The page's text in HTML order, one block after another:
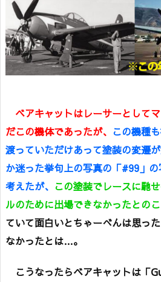
ベアキャットはレーサーとして
だこの機体であったが、 この機種
渡っていただけあって塗装の変遷
か迷った挙句上の写真の「#99」
考えたが、 この塗装でレースに馳
ルのために出場できなかったとのこ
ていて面白いとちゃーべんは思っ
なかったとは…。
こうなったらベアキャットは「